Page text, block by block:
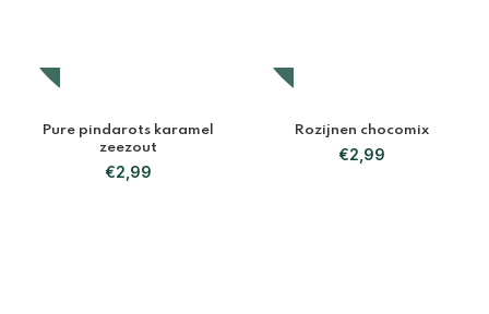
Pure pindarots karamel
zeezout
€2,99
Rozijnen chocomix
€2,99